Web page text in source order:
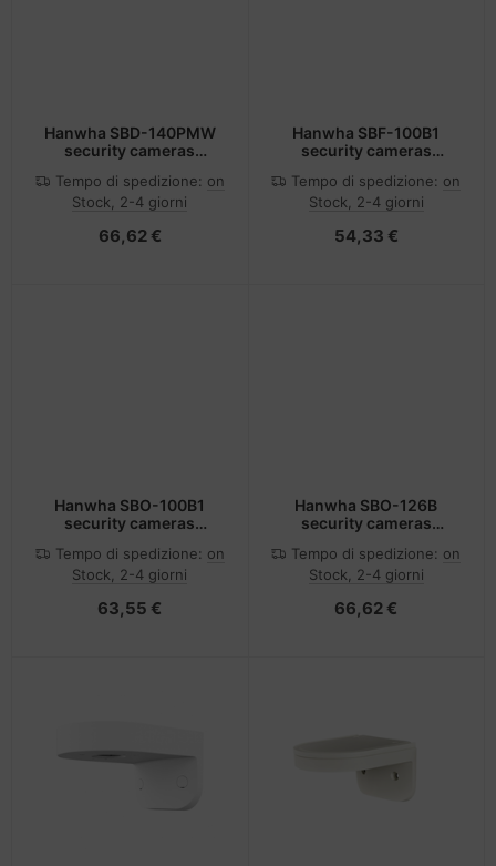
Hanwha SBD-140PMW
security cameras
Monte
Tempo di spedizione: on
Stock, 2-4 giorni
66,62 €
Hanwha SBF-100B1
security cameras
Scatola di connessione
Tempo di spedizione: on
Stock, 2-4 giorni
54,33 €
Hanwha SBO-100B1
security cameras
Scatola di giunzione
Tempo di spedizione: on
Stock, 2-4 giorni
63,55 €
Hanwha SBO-126B
security cameras
Tempo di spedizione: on
Stock, 2-4 giorni
66,62 €